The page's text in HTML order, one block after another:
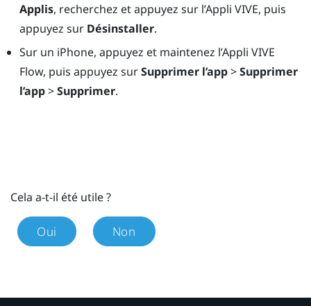
Applis, recherchez et appuyez sur l’Appli VIVE, puis
appuyez sur Désinstaller.
Sur un iPhone, appuyez et maintenez l’Appli VIVE
Flow, puis appuyez surSupprimer l’app>Supprimer
l’app>Supprimer.
Cela a-t-il été utile ?
Oui Non